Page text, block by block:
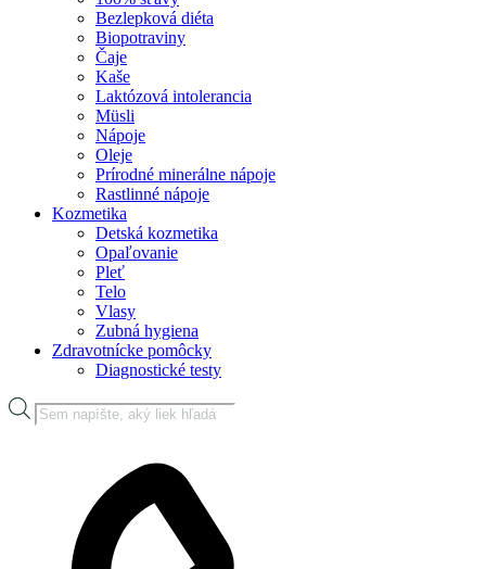
Bezlepková diéta
Biopotraviny
Čaje
Kaše
Laktózová intolerancia
Müsli
Nápoje
Oleje
Prírodné minerálne nápoje
Rastlinné nápoje
Kozmetika
Detská kozmetika
Opaľovanie
Pleť
Telo
Vlasy
Zubná hygiena
Zdravotnícke pomôcky
Diagnostické testy
Products
search